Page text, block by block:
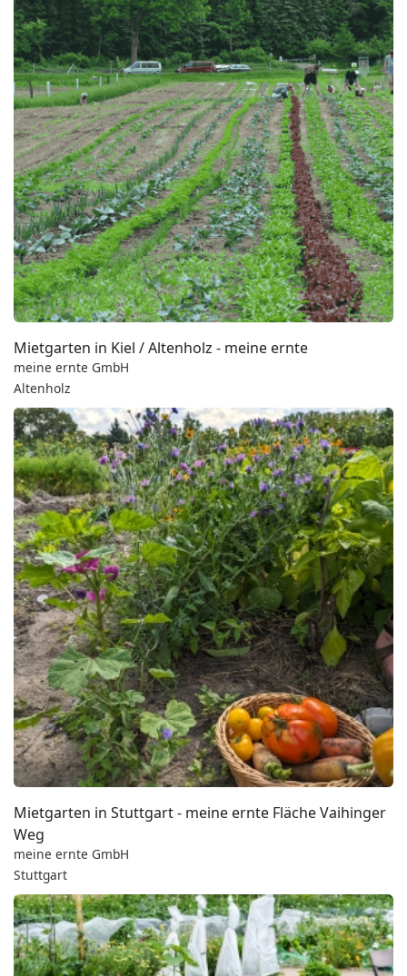
Mietgarten in Kiel / Altenholz - meine ernte
meine ernte GmbH
Altenholz
Mietgarten in Stuttgart - meine ernte Fläche Vaihinger
Weg
meine ernte GmbH
Stuttgart